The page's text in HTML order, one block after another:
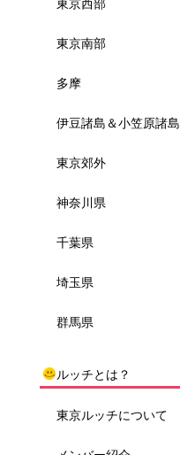
東京西部
東京南部
多摩
伊豆諸島＆小笠原諸島
東京郊外
神奈川県
千葉県
埼玉県
群馬県
ルッチとは？
東京ルッチについて